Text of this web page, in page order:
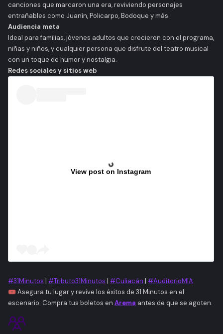
canciones que marcaron una era, reviviendo personajes
entrañables como Juanín, Policarpo, Bodoque y más.
Audiencia meta
Ideal para familias, jóvenes adultos que crecieron con el programa,
niñas y niños, y cualquier persona que disfrute del teatro musical
con un toque de humor y nostalgia.
Redes sociales y sitios web
View post on Instagram
#31Minutos | #Tributo31Minutos | #Culiacán | #AuditorioMIA
🎟️ Asegura tu lugar y revive los éxitos de 31 Minutos en el
escenario. Compra tus boletos en Arema antes de que se agoten.